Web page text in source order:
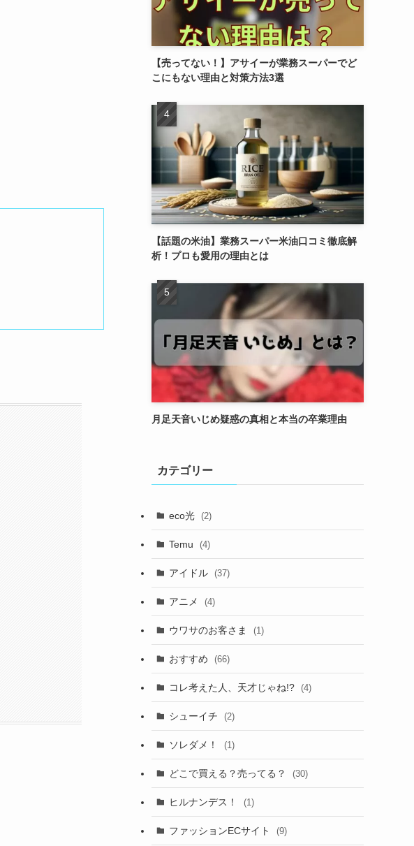
【売ってない！】アサイーが業務スーパーでど
こにもない理由と対策方法3選
【話題の米油】業務スーパー米油口コミ徹底解
析！プロも愛用の理由とは
月足天音いじめ疑惑の真相と本当の卒業理由
カテゴリー
eco光 (2)
Temu (4)
アイドル (37)
アニメ (4)
ウワサのお客さま (1)
おすすめ (66)
コレ考えた人、天才じゃね!? (4)
シューイチ (2)
ソレダメ！ (1)
どこで買える？売ってる？ (30)
ヒルナンデス！ (1)
ファッションECサイト (9)